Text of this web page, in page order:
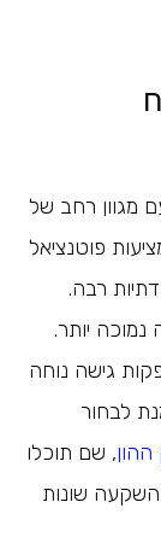
מגוון רחב של
פוטנציאל
רבה.
יותר.
גישה נוחה
לבחור
, שם תוכלו
השקעה שונות